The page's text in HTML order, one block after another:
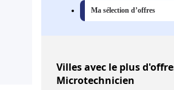
Ma sélection d’offres
Villesavec le plus
Microtechnicien